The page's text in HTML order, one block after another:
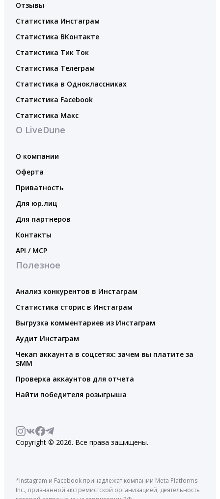
Отзывы
Статистика Инстаграм
Статистика ВКонтакте
Статистика Тик Ток
Статистика Телеграм
Статистика в Одноклассниках
Статистика Facebook
Статистика Макс
О LiveDune
О компании
Оферта
Приватность
Для юр.лиц
Для партнеров
Контакты
API / MCP
Полезное
Анализ конкурентов в Инстаграм
Статистика сторис в Инстаграм
Выгрузка комментариев из Инстаграм
Аудит Инстаграм
Чекап аккаунта в соцсетях: зачем вы платите за
SMM
Проверка аккаунтов для отчета
Найти победителя розыгрыша
Copyright © 2026. Все права защищены.
*Instagram и Facebook принадлежат компании Meta Platforms
Inc., признанной экстремистской организацией, деятельность